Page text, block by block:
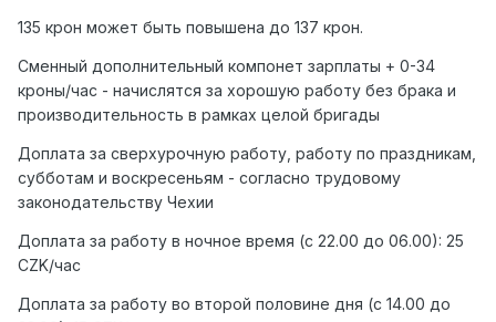
135 крон может быть повышена до 137 крон.
Сменный дополнительный компонет зарплаты + 0-34
кроны/час - начислятся за хорошую работу без брака и
производительность в рамках целой бригады
Доплата за сверхурочную работу, работу по праздникам,
субботам и воскресеньям - согласно трудовому
законодательству Чехии
Доплата за работу в ночное время (с 22.00 до 06.00): 25
CZK/час
Доплата за работу во второй половине дня (с 14.00 до